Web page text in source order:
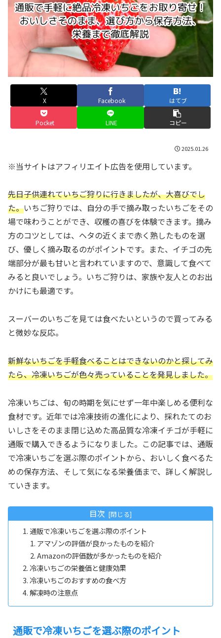
X Facebook はてブ
Pocket LINE コピー
2025.01.26
※当サイトはアフィリエイト広告を使用しています。
先日子供連れていちご狩りに行きましたが、大喜びでし
た。いちご狩りでは、自分の手で摘み取ったいちごをその
場で味わうことができ、収穫の喜びを体験できます。摘み
方のコツとしては、ヘタの近くまで赤く熟したものを選
び、優しく摘み取るのがポイントです。また、イチゴの先
端部分が最も甘いと言われていますので、意識して食べて
みると良いでしょう。いちご狩りは、家族や友人とのお出
かけにも最適です。
スーバーのいちごを見ては食べたいというので買ってみる
と微妙な反応。
新鮮ないちごを手軽食べることはできないのかと探してみ
たら、冷凍いちごが色々売っていることを発見しました。
冷凍いちごは、旬の時期を気にせず一年中楽しめる便利な
食材です。近年では冷凍技術の進化により、採れたてのお
いしさをそのまま閉じ込めた高品質な冷凍イチゴが手軽に
通販で購入できるようになりました。この記事では、通販
で冷凍いちごを選ぶ際のポイントから、おいしく食べるた
めの保存方法、そして気になる栄養価まで、詳しく解説し
ていきます。
目次
通販で冷凍いちごを選ぶ際のポイント
アマゾンの評価が良かったものを紹介
Amazonの評価数が多かったものを紹介
冷凍いちごの栄養価と健康効果
冷凍いちごのおすすめの食べ方
解凍時の注意点
通販で冷凍いちごを選ぶ際のポイント